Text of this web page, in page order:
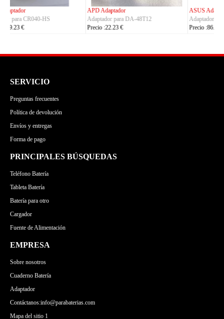
ASUS Adaptador
Adaptador para ADP-380AB_B
Precio :86.23 €
OLYMPUS Adaptador
Adaptador para CH4000
Precio :100.23 €
SERVICIO
Preguntas frecuentes
Política de devolución
Envíos y entregas
Forma de pago
PRINCIPALES BÚSQUEDAS
Teléfono Batería
Tableta Batería
Batería para otro
Cargador
Fuente de Alimentación
EMPRESA
Sobre nosotros
Cuaderno Batería
Adaptador
Contáctanos:info@parabaterias.com
Mapa del sitio 1